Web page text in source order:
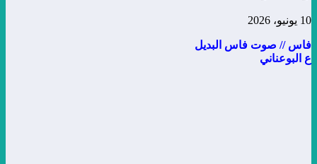
10 يونيو، 2026
فاس // صوت فاس البديل
ع البوعناني